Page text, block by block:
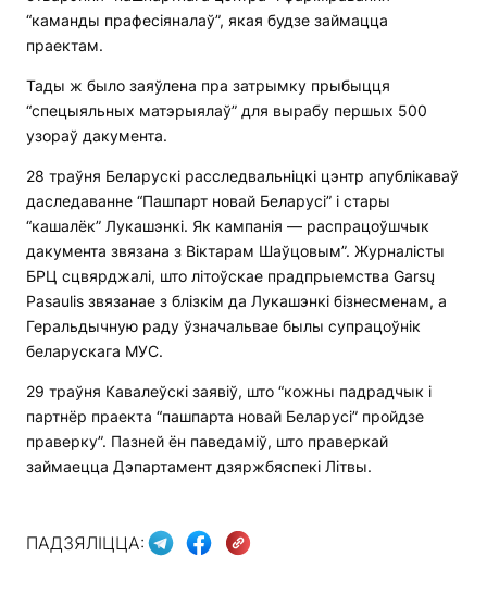
“каманды прафесіяналаў”, якая будзе займацца
праектам.
Тады ж было заяўлена пра затрымку прыбыцця
“спецыяльных матэрыялаў” для вырабу першых 500
узораў дакумента.
28 траўня Беларускі расследвальніцкі цэнтр апублікаваў
даследаванне “Пашпарт новай Беларусі” і стары
“кашалёк” Лукашэнкі. Як кампанія — распрацоўшчык
дакумента звязана з Віктарам Шаўцовым”. Журналісты
БРЦ сцвярджалі, што літоўскае прадпрыемства Garsų
Pasaulis звязанае з блізкім да Лукашэнкі бізнесменам, а
Геральдычную раду ўзначальвае былы супрацоўнік
беларускага МУС.
29 траўня Кавалеўскі заявіў, што “кожны падрадчык і
партнёр праекта “пашпарта новай Беларусі” пройдзе
праверку”. Пазней ён паведаміў, што праверкай
займаецца Дэпартамент дзяржбяспекі Літвы.
ПАДЗЯЛІЦЦА: